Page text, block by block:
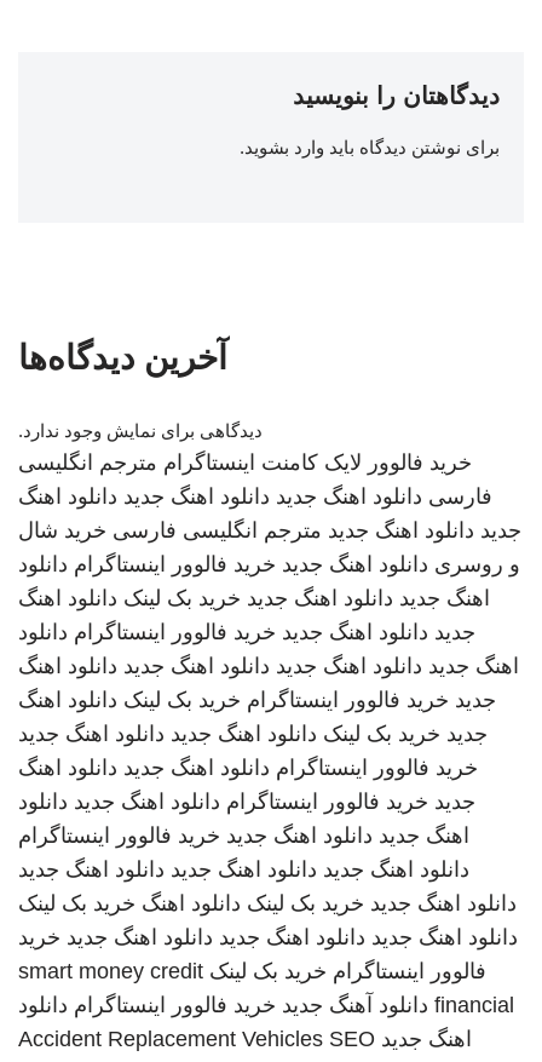
دیدگاهتان را بنویسید
برای نوشتن دیدگاه باید وارد بشوید.
آخرین دیدگاه‌ها
دیدگاهی برای نمایش وجود ندارد.
خرید فالوور لایک کامنت اینستاگرام مترجم انگلیسی
فارسی دانلود اهنگ جدید دانلود اهنگ جدید دانلود اهنگ
جدید دانلود اهنگ جدید مترجم انگلیسی فارسی خرید شال
و روسری دانلود اهنگ جدید خرید فالوور اینستاگرام دانلود
اهنگ جدید دانلود اهنگ جدید خرید بک لینک دانلود اهنگ
جدید دانلود اهنگ جدید خرید فالوور اینستاگرام دانلود
اهنگ جدید دانلود اهنگ جدید دانلود اهنگ جدید دانلود اهنگ
جدید خرید فالوور اینستاگرام خرید بک لینک دانلود اهنگ
جدید خرید بک لینک دانلود اهنگ جدید دانلود اهنگ جدید
خرید فالوور اینستاگرام دانلود اهنگ جدید دانلود اهنگ
جدید خرید فالوور اینستاگرام دانلود اهنگ جدید دانلود
اهنگ جدید دانلود اهنگ جدید خرید فالوور اینستاگرام
دانلود اهنگ جدید دانلود اهنگ جدید دانلود اهنگ جدید
دانلود اهنگ جدید خرید بک لینک دانلود اهنگ خرید بک لینک
دانلود اهنگ جدید دانلود اهنگ جدید دانلود اهنگ جدید خرید
فالوور اینستاگرام خرید بک لینک smart money credit
financial دانلود آهنگ جدید خرید فالوور اینستاگرام دانلود
اهنگ جدید
Accident Replacement Vehicles SEO